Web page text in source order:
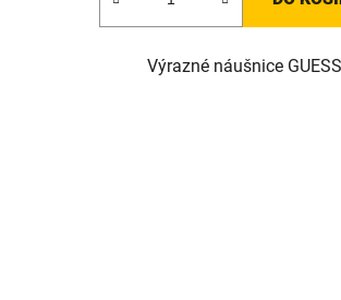
Výrazné náušnice GUESS